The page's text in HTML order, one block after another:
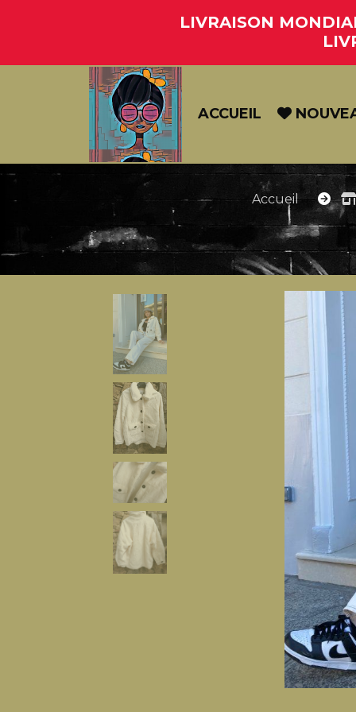
LIVRAISON
ACCUEIL
Accueil